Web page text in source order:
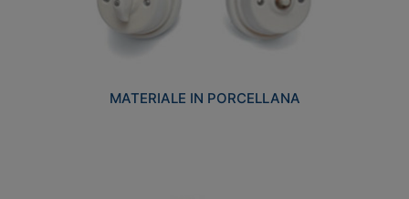
MATERIALE IN PORCELLANA